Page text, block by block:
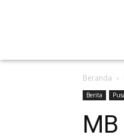
Beranda
Berita